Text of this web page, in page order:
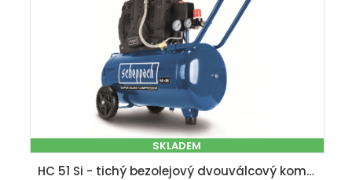
SKLADEM
HC 51 Si - tichý bezolejový dvouválcový kompresor 50 l